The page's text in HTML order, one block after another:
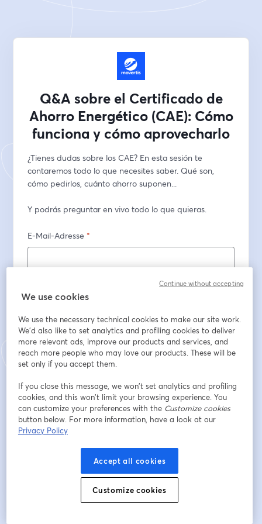
Q&A sobre el Certificado de
Ahorro Energético (CAE): Cómo
funciona y cómo aprovecharlo
¿Tienes dudas sobre los CAE? En esta sesión te
contaremos todo lo que necesites saber. Qué son,
cómo pedirlos, cuánto ahorro suponen...
Y podrás preguntar en vivo todo lo que quieras.
E-Mail-Adresse *
Nachname*
Sector
¿Tienes Movertis?
Registrieren
Sind Sie bereits registriert? Hier abonnieren
We use cookies
We use the necessary technical cookies to make our site work.
We'd also like to set analytics and profiling cookies to deliver
more relevant ads, improve our products and services, and
reach more people who may love our products. These will be
set only if you accept them.
If you close this message, we won’t set analytics and profiling
cookies, and this won’t limit your browsing experience. You
can customize your preferences with the Customize cookies
button below. For more information, have a look at our
Privacy Policy
Accept all cookies
Customize cookies
Continue without accepting